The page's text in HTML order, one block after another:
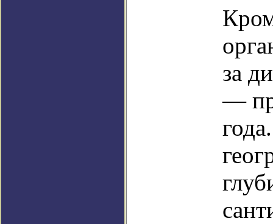
за
—